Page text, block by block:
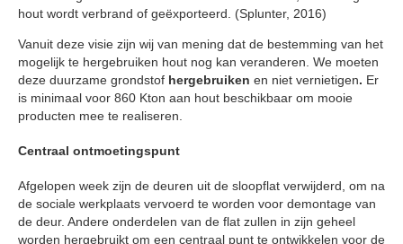
hout wordt verbrand of geëxporteerd. (Splunter, 2016)
Vanuit deze visie zijn wij van mening dat de bestemming van het
mogelijk te hergebruiken hout nog kan veranderen. We moeten
deze duurzame grondstof hergebruiken en niet vernietigen. Er
is minimaal voor 860 Kton aan hout beschikbaar om mooie
producten mee te realiseren.
Centraal ontmoetingspunt
Afgelopen week zijn de deuren uit de sloopflat verwijderd, om na
de sociale werkplaats vervoerd te worden voor demontage van
de deur. Andere onderdelen van de flat zullen in zijn geheel
worden hergebruikt om een centraal punt te ontwikkelen voor de